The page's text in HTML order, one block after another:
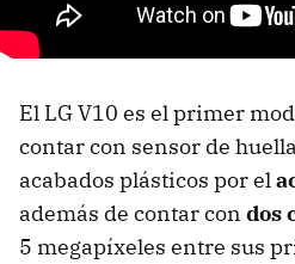
El LG V10 es el primer
contar con sensor de
acabados plásticos por el
además de contar con dos
5 megapíxeles entre sus